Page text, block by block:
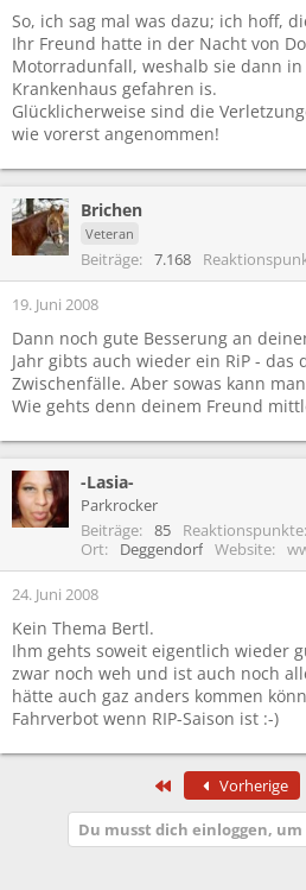
So, ich sag mal was dazu; ich hoff,
Ihr Freund hatte in der Nacht von
Motorradunfall, weshalb sie dann
Krankenhaus gefahren is.
Glücklicherweise sind die
wie vorerst angenommen!
Brichen
Veteran
Beiträge 7.168
19. Juni 2008
Dann noch gute Besserung an
Jahr gibts auch wieder ein RiP -
Zwischenfälle. Aber sowas kann
Wie gehts denn deinem Freund
-Lasia-
Parkrocker
Beiträge
85 Reaktionspunkte
Ort
Deggendorf Website
24. Juni 2008
Kein Thema Bertl.
Ihm gehts soweit eigentlich wieder
zwar noch weh und ist auch noch
hätte auch gaz anders kommen
Fahrverbot wenn RIP-Saison ist :-)
Erste Vorherige
Du musst dich einloggen,